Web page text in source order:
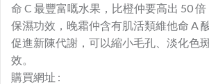
命 C 最豐富嘅水果，比橙仲要高出 50
保濕功效，晚霜仲含有肌活類維他命 A
促進新陳代謝，可以縮小毛孔、淡化色
效。
購買網址 :